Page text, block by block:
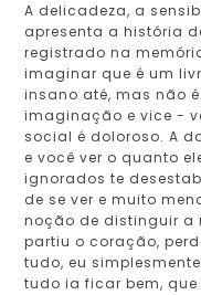
A delicadeza, a
apresenta a história
registrado na
imaginar que é um
insano até, mas não
imaginação e vice -
social é doloroso. A
e você ver o quanto
ignorados te
de se ver e muito
noção de distinguir a
partiu o coração,
tudo, eu
tudo ia ficar bem,